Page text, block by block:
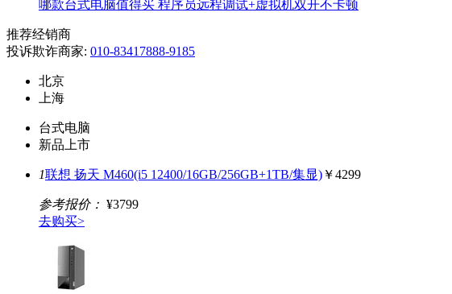
哪款台式电脑值得买 程序员远程调试+虚拟机双开不卡顿
推荐经销商
投诉欺诈商家: 010-83417888-9185
北京
上海
台式电脑
新品上市
1联想 扬天 M460(i5 12400/16GB/256GB+1TB/集显) ￥4299
参考报价： ¥3799
去购买>